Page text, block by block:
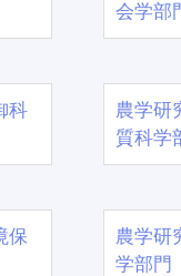
会学部
科
農学
質科学
保
農学
学部門